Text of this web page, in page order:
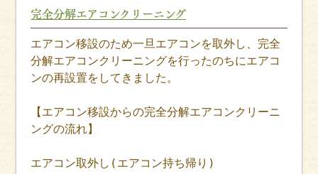
完全分解エアコンクリーニング
エアコン移設のため一旦エアコンを取外し、完全
分解エアコンクリーニングを行ったのちにエアコ
ンの再設置をしてきました。
【エアコン移設からの完全分解エアコンクリーニ
ングの流れ】
エアコン取外し(エアコン持ち帰り)